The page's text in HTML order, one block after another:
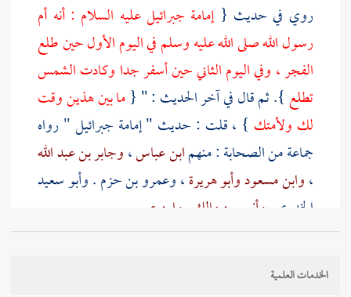
روي في حديث {إمامة جبرائيلعليه السلام : أنه أم
رسول الله صلى الله عليه وسلم في اليوم الأول حين طلع
الفجر ، وفي اليوم الثاني حين أسفر جدا وكادت الشمس
تطلع }. ثم قال في آخر الحديث : " {ما بين هذين وقت
لك ولأمتك } ، قلت : حديث " إمامة جبرائيل" رواه
جماعة من الصحابة : منهمابن عباس،وجابر بن عبد الله
،وابن مسعودوأبو هريرة،وعمرو بن حزم.وأبو سعيد
الخدري وأنس بن مالك وابن عمر
أما حديث
عبد الرحمن بن الحارث بن عياش بن أبي ربيعةالخدمات العلمية